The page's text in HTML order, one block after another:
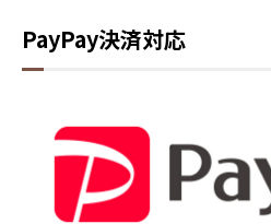
PayPay決済対応